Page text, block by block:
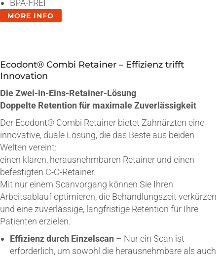
BPA-FREI
MORE INFO
Ecodont® Combi Retainer – Effizienz trifft
Innovation
Die Zwei-in-Eins-Retainer-Lösung
Doppelte Retention für maximale Zuverlässigkeit
Der Ecodont® Combi Retainer bietet Zahnärzten eine
innovative, duale Lösung, die das Beste aus beiden
Welten vereint:
einen klaren, herausnehmbaren Retainer und einen
befestigten C-C-Retainer.
Mit nur einem Scanvorgang können Sie Ihren
Arbeitsablauf optimieren, die Behandlungszeit verkürzen
und eine zuverlässige, langfristige Retention für Ihre
Patienten erzielen.
Effizienz durch Einzelscan – Nur ein Scan ist
erforderlich, um sowohl die herausnehmbare als auch